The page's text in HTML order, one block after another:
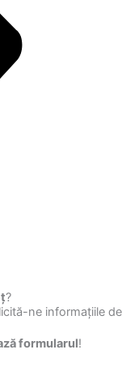
?
ne informațiile de
formularul!